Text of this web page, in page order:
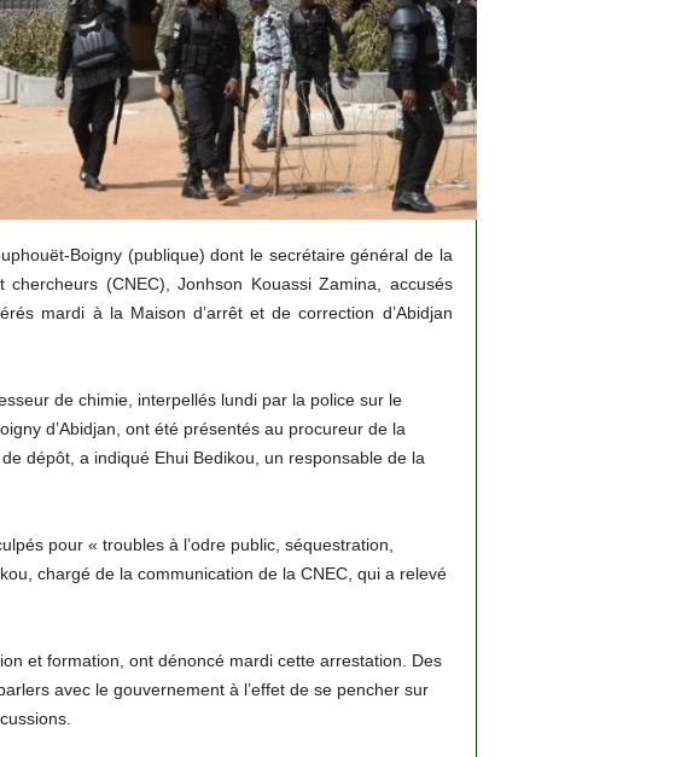
Boigny (publique) dont le secrétaire général de la
(CNEC), Jonhson Kouassi Zamina, accusés
mardi à la Maison d’arrêt et de correction d’Abidjan
de chimie, interpellés lundi par la police sur le
d’Abidjan, ont été présentés au procureur de la
dépôt, a indiqué Ehui Bedikou, un responsable de la
pour « troubles à l’odre public, séquestration,
chargé de la communication de la CNEC, qui a relevé
et formation, ont dénoncé mardi cette arrestation. Des
avec le gouvernement à l’effet de se pencher sur